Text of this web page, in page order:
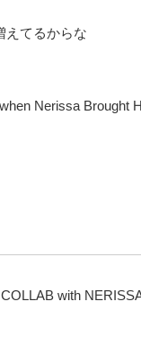
えてるからな
Nerissa
with